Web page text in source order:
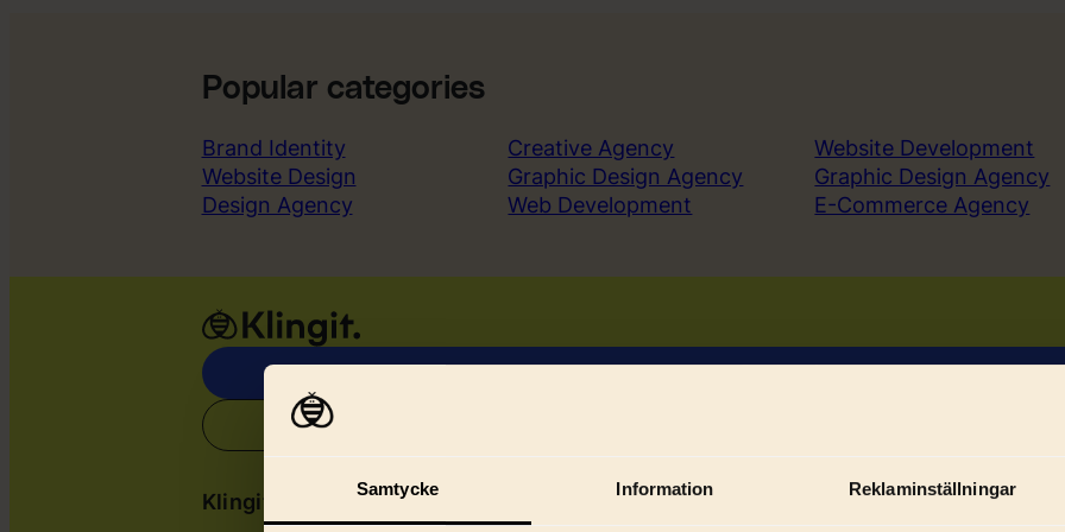
Samtycke Information Reklaminställningar
Popular categories
Brand Identity
Website Design
Design Agency
Creative Agency
Graphic Design Agency
Web Development
Website Development
Graphic Design Agency
E-Commerce Agency
Klingit